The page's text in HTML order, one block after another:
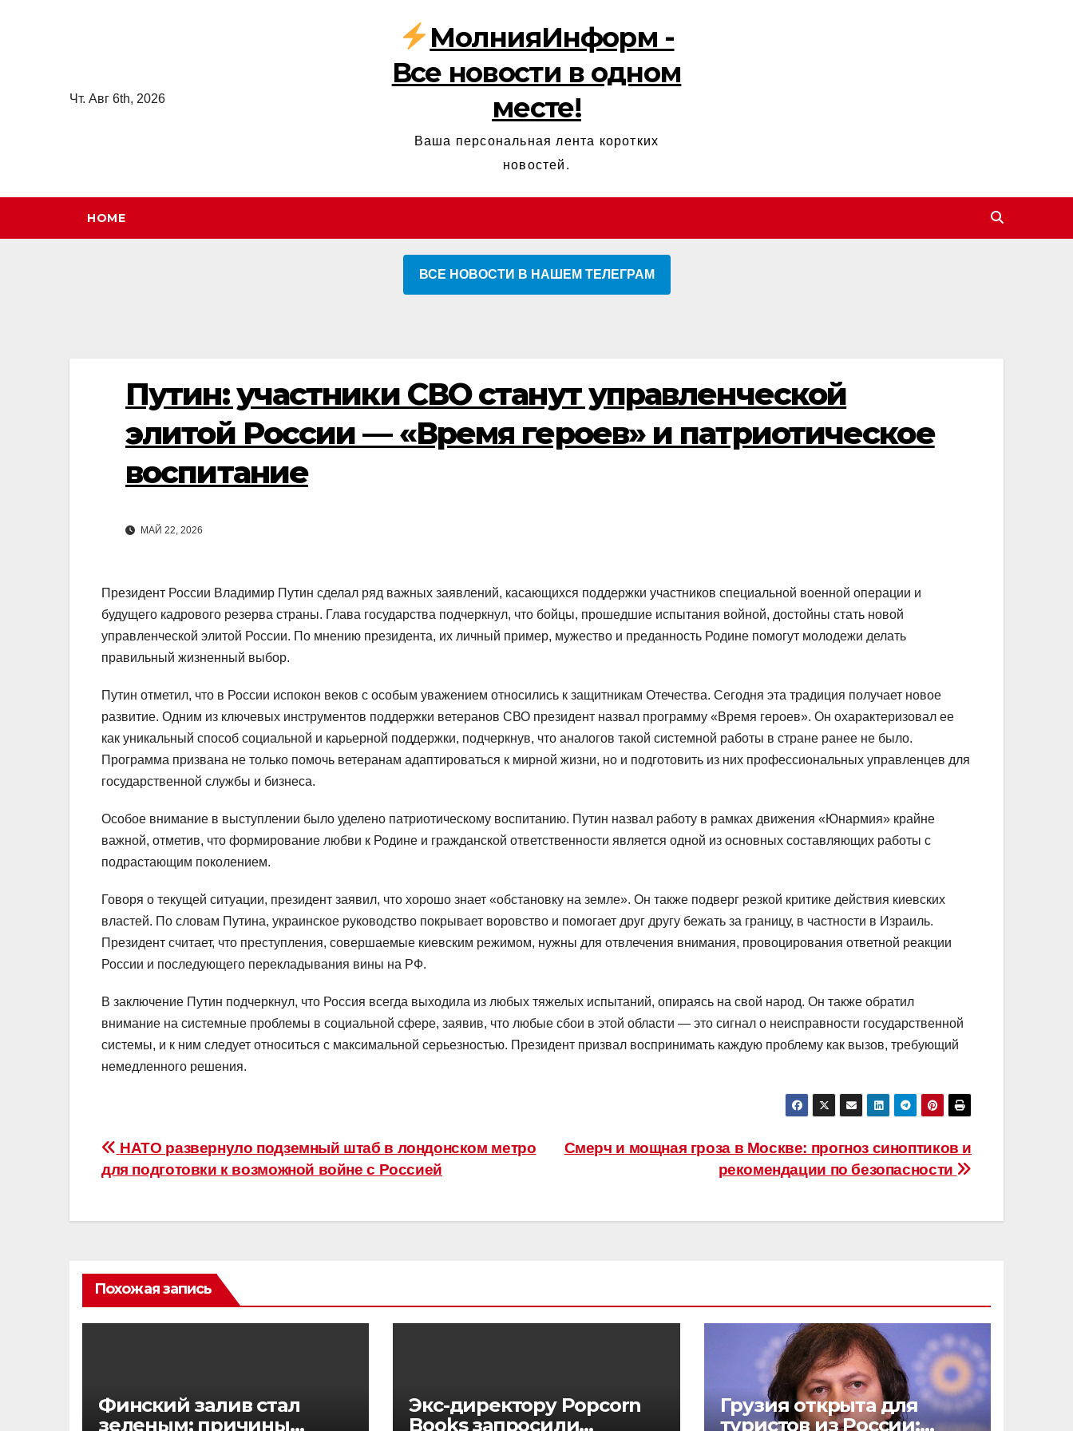
Чт. Авг 6th, 2026
МолнияИнформ -
Все новости в одном
месте!
Ваша персональная лента коротких
новостей.
HOME
ВСЕ НОВОСТИ В НАШЕМ ТЕЛЕГРАМ
Путин: участники СВО станут управленческой
элитой России — «Время героев» и патриотическое
воспитание
МАЙ 22, 2026
Президент России Владимир Путин сделал ряд важных заявлений, касающихся поддержки участников специальной военной операции и
будущего кадрового резерва страны. Глава государства подчеркнул, что бойцы, прошедшие испытания войной, достойны стать новой
управленческой элитой России. По мнению президента, их личный пример, мужество и преданность Родине помогут молодежи делать
правильный жизненный выбор.
Путин отметил, что в России испокон веков с особым уважением относились к защитникам Отечества. Сегодня эта традиция получает новое
развитие. Одним из ключевых инструментов поддержки ветеранов СВО президент назвал программу «Время героев». Он охарактеризовал ее
как уникальный способ социальной и карьерной поддержки, подчеркнув, что аналогов такой системной работы в стране ранее не было.
Программа призвана не только помочь ветеранам адаптироваться к мирной жизни, но и подготовить из них профессиональных управленцев для
государственной службы и бизнеса.
Особое внимание в выступлении было уделено патриотическому воспитанию. Путин назвал работу в рамках движения «Юнармия» крайне
важной, отметив, что формирование любви к Родине и гражданской ответственности является одной из основных составляющих работы с
подрастающим поколением.
Говоря о текущей ситуации, президент заявил, что хорошо знает «обстановку на земле». Он также подверг резкой критике действия киевских
властей. По словам Путина, украинское руководство покрывает воровство и помогает друг другу бежать за границу, в частности в Израиль.
Президент считает, что преступления, совершаемые киевским режимом, нужны для отвлечения внимания, провоцирования ответной реакции
России и последующего перекладывания вины на РФ.
В заключение Путин подчеркнул, что Россия всегда выходила из любых тяжелых испытаний, опираясь на свой народ. Он также обратил
внимание на системные проблемы в социальной сфере, заявив, что любые сбои в этой области — это сигнал о неисправности государственной
системы, и к ним следует относиться с максимальной серьезностью. Президент призвал воспринимать каждую проблему как вызов, требующий
немедленного решения.
Навигация
по
записям
Смерч и мощная гроза в Москве: прогноз синоптиков и
рекомендации по безопасности
НАТО развернуло подземный штаб в лондонском метро
для подготовки к возможной войне с Россией
Похожая запись
Финский залив стал
зеленым: причины
Экс-директору Popcorn
Books запросили
Грузия открыта для
туристов из России: